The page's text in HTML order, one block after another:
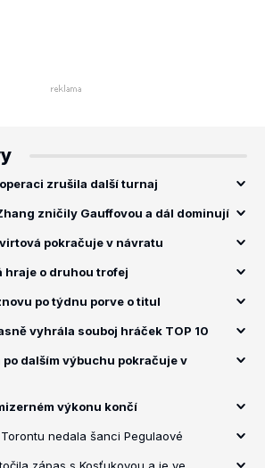
zrušila další turnaj
zničily Gauffovou a dál dominují
pokračuje v návratu
hraje o druhou trofej
po týdnu porve o titul
vyhrála souboj hráček TOP 10
po dalším výbuchu pokračuje v
výkonu končí
nedala šanci Pegulaové